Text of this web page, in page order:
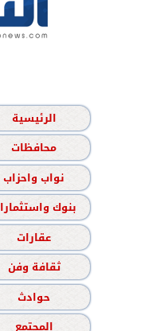
الرئيسية
محافظات
نواب واحزاب
بنوك
عقارات
ثقافة وفن
حوادث
المجتمع